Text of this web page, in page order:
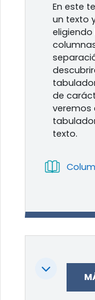
En este
un texto
de
veremos
texto.
Colapsar